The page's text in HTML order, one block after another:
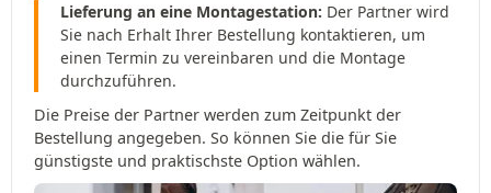
Lieferung an eine Montagestation: Der Partner wird
Sie nach Erhalt Ihrer Bestellung kontaktieren, um
einen Termin zu vereinbaren und die Montage
durchzuführen.
Die Preise der Partner werden zum Zeitpunkt der
Bestellung angegeben. So können Sie die für Sie
günstigste und praktischste Option wählen.